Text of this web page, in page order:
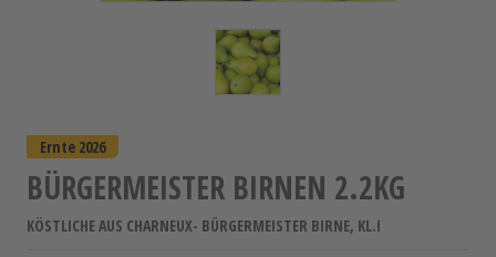
Ernte 2026
BÜRGERMEISTER BIRNEN 2.2KG
KÖSTLICHE AUS CHARNEUX- BÜRGERMEISTER BIRNE, KL.I